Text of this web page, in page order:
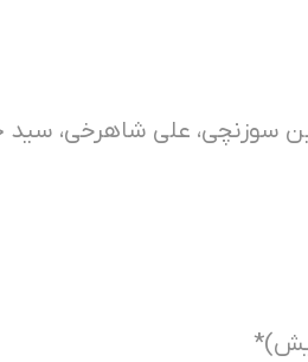
سوزنچی، علی شاهرخی،